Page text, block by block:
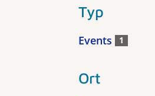
Typ
Events 1
Ort